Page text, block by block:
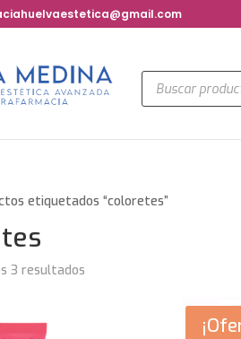
Búsqueda
de
productos
etiquetados “coloretes”
3 resultados